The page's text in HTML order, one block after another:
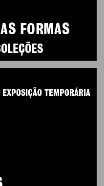
FORMAS
EXPOSIÇÃO TEMPORÁRIA